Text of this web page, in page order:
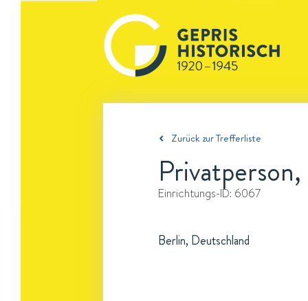
Zurück zur Trefferliste
Einrichtungs-ID: 6067
Berlin, Deutschland